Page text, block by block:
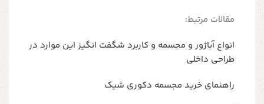
مقالات مرتبط:
انواع آباژور و مجسمه و کاربرد شگفت انگیز این موارد در
طراحی داخلی
راهنمای خرید مجسمه دکوری شیک